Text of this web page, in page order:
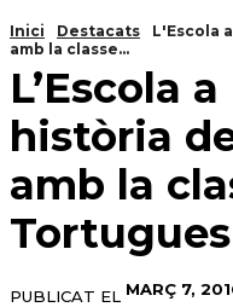
Inici Destacats
L'Escola
amb la classe...
L’Escola
història
amb la
PUBLICAT EL MARÇ 7,